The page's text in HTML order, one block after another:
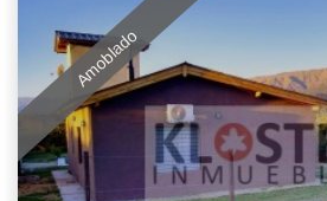
Amoblado